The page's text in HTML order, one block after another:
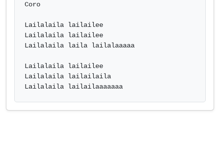
Coro
Lailalaila lailailee
Lailalaila lailailee
Lailalaila laila lailalaaaaa
Lailalaila lailailee
Lailalaila lailailaila
Lailalaila lailailaaaaaaa